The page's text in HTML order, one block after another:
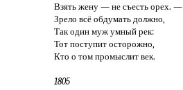
Взять жену — не съесть орех. —
Зрело всё обдумать должно,
Так один муж умный рек:
Тот поступит осторожно,
Кто о том промыслит век.
1805